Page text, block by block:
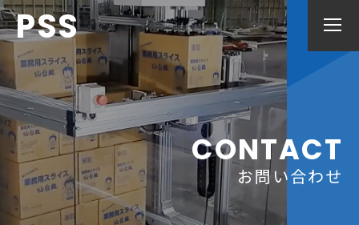
PSS
CONTACT
お問い合わせ